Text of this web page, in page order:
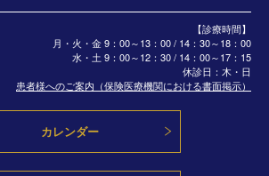
【診療時間】
月・火・金 9：00～13：00 / 14：30～18：00
水・土 9：00～12：30 / 14：00～17：15
休診日：木・日
患者様へのご案内（保険医療機関における書面掲示）
カレンダー